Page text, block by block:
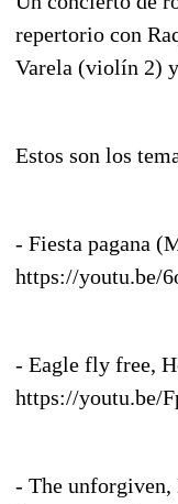
repertorio con
Varela (violín 2)
Estos son los
- Fiesta pagana
https://youtu.be/
- Eagle fly free,
https://youtu.be/
- The